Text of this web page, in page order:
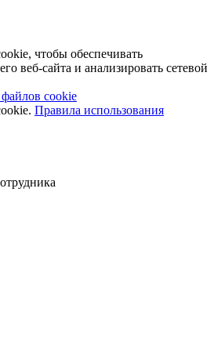
чтобы обеспечивать
веб-сайта и анализировать сетевой
cookie
Правила использования